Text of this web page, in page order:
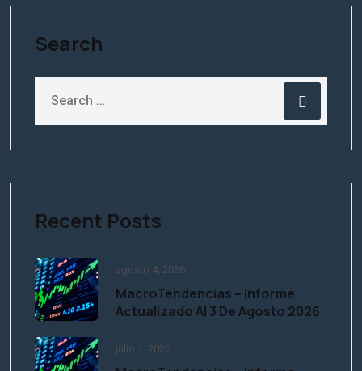
Search
Recent Posts
agosto 4, 2026
MacroTendencias – Informe
Actualizado Al 3 De Agosto 2026
julio 1, 2026